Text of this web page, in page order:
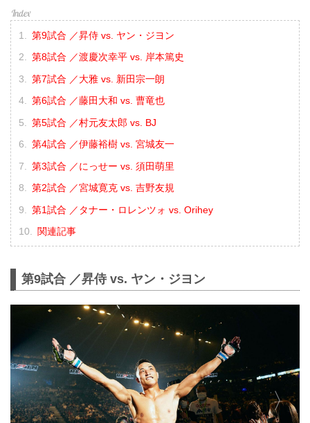
第9試合 ／昇侍 vs. ヤン・ジヨン
第8試合 ／渡慶次幸平 vs. 岸本篤史
第7試合 ／大雅 vs. 新田宗一朗
第6試合 ／藤田大和 vs. 曹竜也
第5試合 ／村元友太郎 vs. BJ
第4試合 ／伊藤裕樹 vs. 宮城友一
第3試合 ／にっせー vs. 須田萌里
第2試合 ／宮城寛克 vs. 吉野友規
第1試合 ／タナー・ロレンツォ vs. Orihey
関連記事
第9試合 ／昇侍 vs. ヤン・ジヨン